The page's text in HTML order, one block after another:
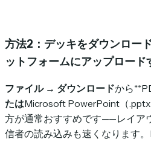
方法2：デッキをダウンロー
ットフォームにアップロード
ファイル → ダウンロードから
たはMicrosoft PowerPoint（
方が通常おすすめです——レイア
信者の読み込みも速くなります。